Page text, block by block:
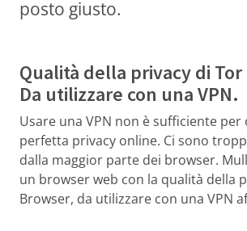
posto giusto.
Qualità della privacy di
Da utilizzare con una VPN.
Usare una VPN non è sufficiente
perfetta privacy online. Ci sono
dalla maggior parte dei browser.
un browser web con la qualità della
Browser, da utilizzare con una VPN